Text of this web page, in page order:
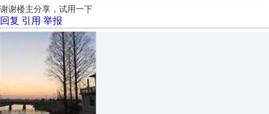
谢谢楼主分享，试用一下
回复 引用 举报